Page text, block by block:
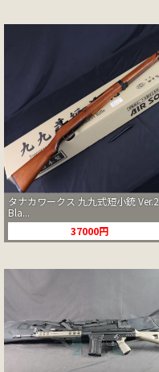
タナカワークス 九九式短小銃 Ver.2
Bla...
37000円